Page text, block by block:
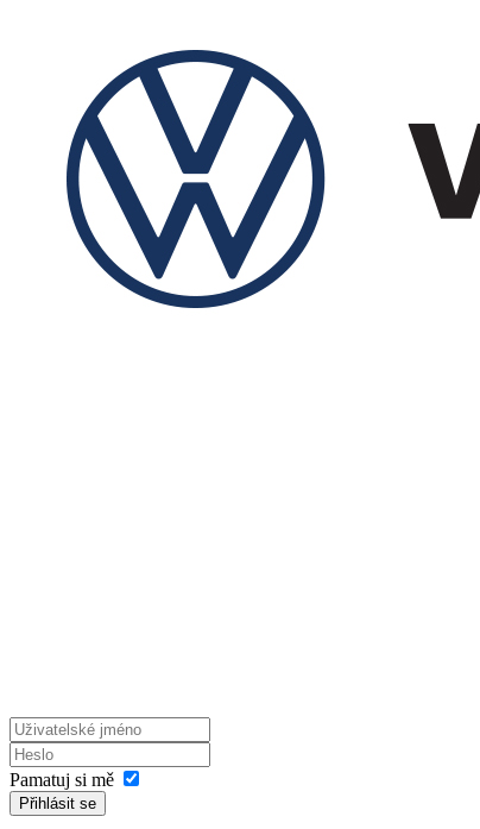
Pamatuj si mě
Přihlásit se